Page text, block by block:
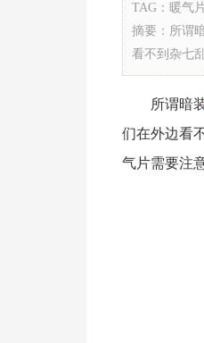
TAG：暖气
摘要：所谓
看不到杂七
所谓暗
们在外边看
气片需要注